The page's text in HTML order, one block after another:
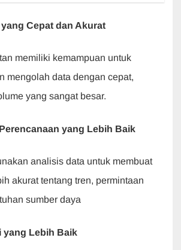
Cepat dan Akurat
memiliki kemampuan untuk
mengolah data dengan cepat,
yang sangat besar.
yang Lebih Baik
analisis data untuk membuat
akurat tentang tren, permintaan
sumber daya
yang Lebih Baik